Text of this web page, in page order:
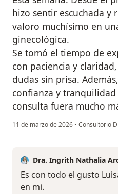
hizo sentir escuchada y
valoro muchísimo en
ginecológica.
Se tomó el tiempo de
con paciencia y
dudas sin prisa.
confianza y
consulta fuera mucho
11 de marzo de 2026 • Consultorio
Dra. Ingrith Nathalia
Es con todo el gusto
en mi.